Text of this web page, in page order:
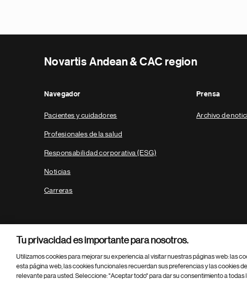
Novartis Andean & CAC region
Navegador
Pacientes y cuidadores
Profesionales de la salud
Responsabilidad corporativa (ESG)
Noticias
Carreras
Prensa
Archivo de
Parte
© 2026 Novartis AG
Tu privacidad es importante para nosotros.
Utilizamos cookies para mejorar su experiencia al visitar nuestras páginas web: las
esta página web, las cookies funcionales recuerdan sus preferencias y las cookies
relevante para usted. Seleccione: "Aceptar todo" para dar su consentimiento a